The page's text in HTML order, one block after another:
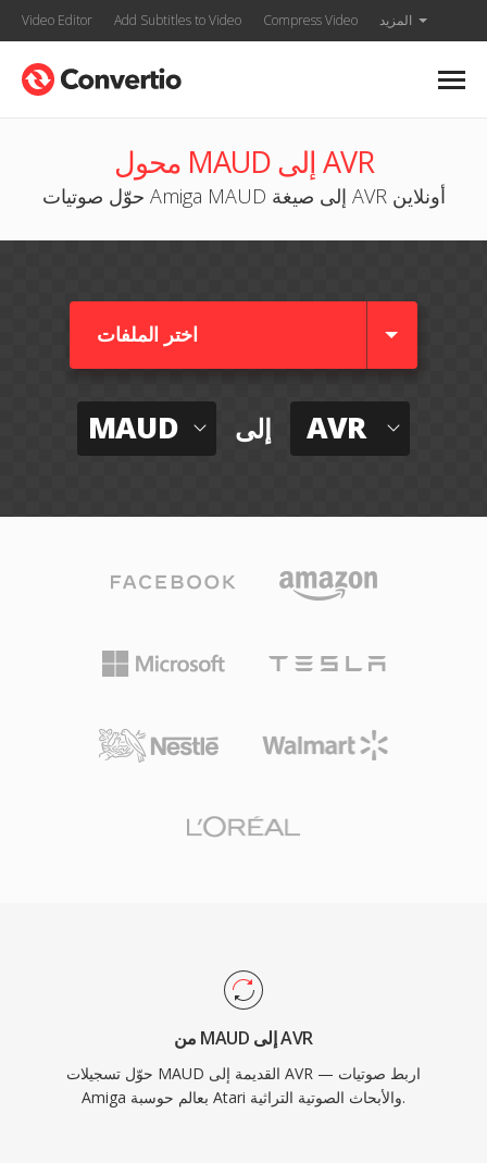
Video Editor Add Subtitles to Video Compress Video المزيد
محول MAUD إلى AVR
حوّل صوتيات Amiga MAUD إلى صيغة AVR أونلاين
اختر الملفات
MAUD إلى AVR
من MAUD إلى AVR
حوّل تسجيلات MAUD القديمة إلى AVR — اربط صوتيات
Amiga بعالم حوسبة Atari والأبحاث الصوتية التراثية.